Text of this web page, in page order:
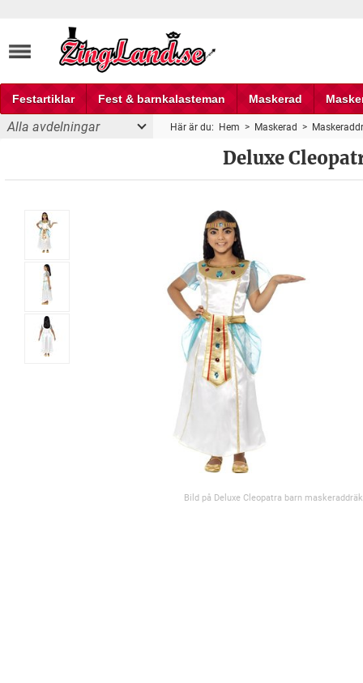
Festartiklar Fest & barnkalasteman Maskerad
Fest och partyprylar
Alla avdelningar Här är du: Hem > Maskerad >
Deluxe
Bild på Deluxe Cleopatra barn